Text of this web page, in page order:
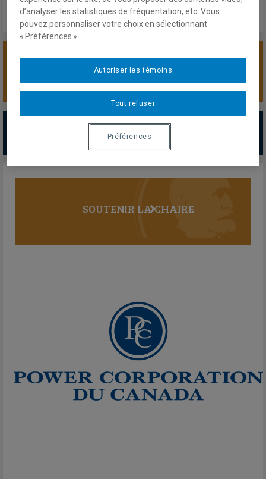
SOUTENIR LA CHAIRE
PARTENAIRES MAJEURS
SOUTENIR LA CHAIRE
d’analyser les statistiques de fréquentation, etc. Vous
pouvez personnaliser votre choix en sélectionnant
« Préférences ».
Tout refuser
Autoriser les témoins
Préférences